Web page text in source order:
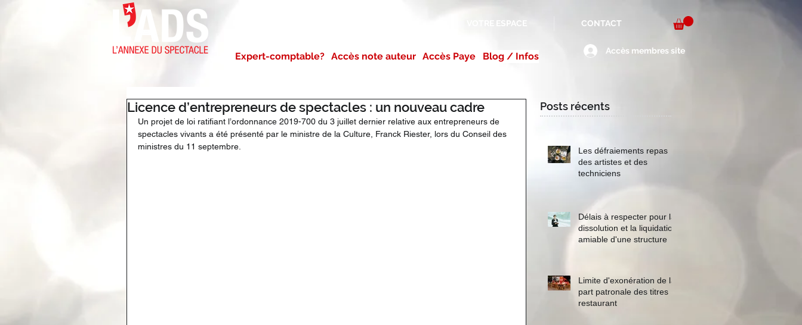
VOTRE ESPACE CONTACT
Expert-comptable? Accès Paye Accès membres site
Blog / Infos
Accès note auteur
Licence d’entrepreneurs de spectacles : un nouveau cadre
Un projet de loi ratifiant l’ordonnance 2019-700 du 3 juillet dernier relative aux entrepreneurs de
spectacles vivants a été présenté par le ministre de la Culture, Franck Riester, lors du Conseil des
ministres du 11 septembre.
Posts récents
Les défraiements repas
des artistes et des
techniciens
Délais à respecter pour la
dissolution et la liquidation
amiable d'une structure
Limite d'exonération de la
part patronale des titres
restaurant